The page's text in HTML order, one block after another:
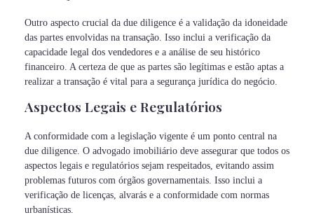
Outro aspecto crucial da due diligence é a validação da idoneidade
das partes envolvidas na transação. Isso inclui a verificação da
capacidade legal dos vendedores e a análise de seu histórico
financeiro. A certeza de que as partes são legítimas e estão aptas a
realizar a transação é vital para a segurança jurídica do negócio.
Aspectos Legais e Regulatórios
A conformidade com a legislação vigente é um ponto central na
due diligence. O advogado imobiliário deve assegurar que todos os
aspectos legais e regulatórios sejam respeitados, evitando assim
problemas futuros com órgãos governamentais. Isso inclui a
verificação de licenças, alvarás e a conformidade com normas
urbanísticas.